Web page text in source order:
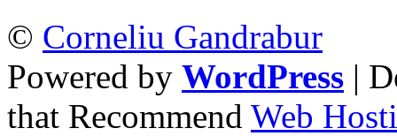
© Corneliu Gandrabur
Powered by WordPress |
that Recommend Web